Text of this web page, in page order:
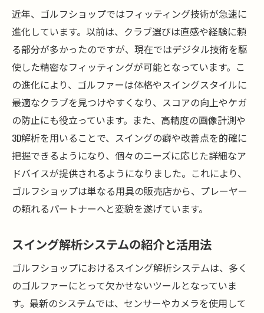
近年、ゴルフショップではフィッティング技術が急速に
進化しています。以前は、クラブ選びは直感や経験に頼
る部分が多かったのですが、現在ではデジタル技術を駆
使した精密なフィッティングが可能となっています。こ
の進化により、ゴルファーは体格やスイングスタイルに
最適なクラブを見つけやすくなり、スコアの向上やケガ
の防止にも役立っています。また、高精度の画像計測や
3D解析を用いることで、スイングの癖や改善点を的確に
把握できるようになり、個々のニーズに応じた詳細なア
ドバイスが提供されるようになりました。これにより、
ゴルフショップは単なる用具の販売店から、プレーヤー
の頼れるパートナーへと変貌を遂げています。
スイング解析システムの紹介と活用法
ゴルフショップにおけるスイング解析システムは、多く
のゴルファーにとって欠かせないツールとなっていま
す。最新のシステムでは、センサーやカメラを使用して